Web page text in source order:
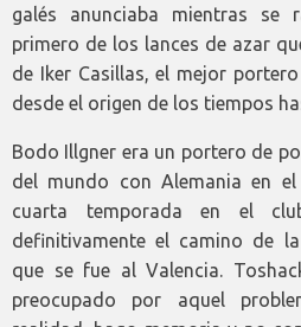
galés anunciaba mientras se
primero de los lances de azar
de Iker Casillas, el mejor
desde el origen de los tiempos
Bodo Illgner era un portero de
del mundo con Alemania en
cuarta temporada en el
definitivamente el camino de
que se fue al Valencia.
preocupado por aquel